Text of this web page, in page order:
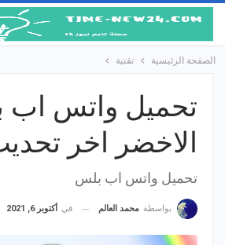
الصفحة الرئيسية تقنية
تحميل واتس اب
الاخضر اخر
تحميل واتس اب بلس
بواسطة محمد العالم في أكتوبر 6, 2021